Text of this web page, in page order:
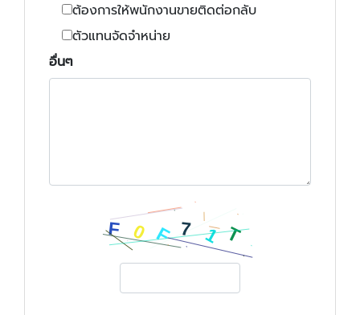
ต้องการให้พนักงานขายติดต่อกลับ
ตัวแทนจัดจำหน่าย
อื่นๆ